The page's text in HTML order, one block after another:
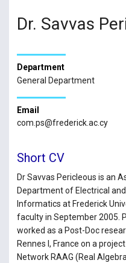
Dr. Savvas
Department
General Department
Email
com.ps@frederick.ac.cy
Short CV
Dr Savvas Pericleous is an
Department of Electrical
Informatics at Frederick
faculty in September 2005.
worked as a Post-Doc
Rennes I, France on a
Network RAAG (Real